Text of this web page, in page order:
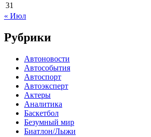
31
« Июл
Рубрики
Автоновости
Автособытия
Автоспорт
Автоэксперт
Актеры
Аналитика
Баскетбол
Безумный мир
Биатлон/Лыжи